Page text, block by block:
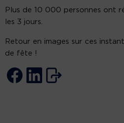
Plus de 10 000 personnes ont
les 3 jours.
Retour en images sur ces
de fête !